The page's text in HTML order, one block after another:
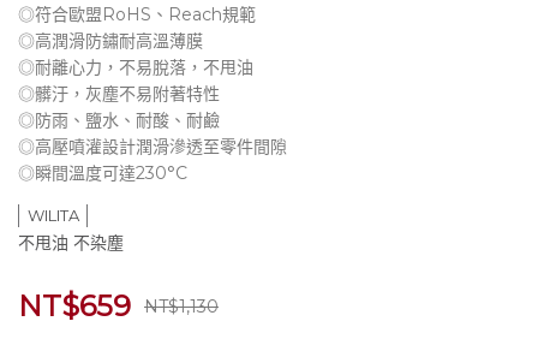
◎符合歐盟RoHS、Reach規範
◎高潤滑防鏽耐高溫薄膜
◎耐離心力，不易脫落，不甩油
◎髒汙，灰塵不易附著特性
◎防雨、鹽水、耐酸、耐鹼
◎高壓噴灌設計潤滑滲透至零件間隙
◎瞬間溫度可達230°C
WILITA
不甩油 不染塵
NT$659 NT$1,130